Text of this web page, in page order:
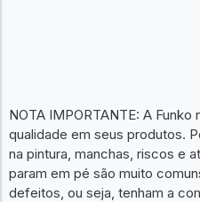
NOTA IMPORTANTE: A
qualidade em seus produtos.
na pintura, manchas, riscos e
param em pé são muito
defeitos, ou seja, tenham a